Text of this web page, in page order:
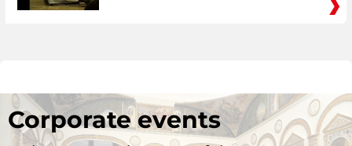
Corporate events